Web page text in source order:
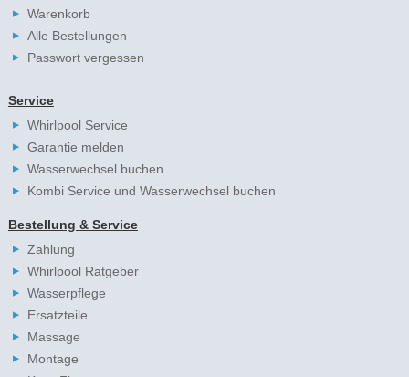
Warenkorb
Alle Bestellungen
Passwort vergessen
Service
Whirlpool Service
Garantie melden
Wasserwechsel buchen
Kombi Service und Wasserwechsel buchen
Bestellung & Service
Zahlung
Whirlpool Ratgeber
Wasserpflege
Ersatzteile
Massage
Montage